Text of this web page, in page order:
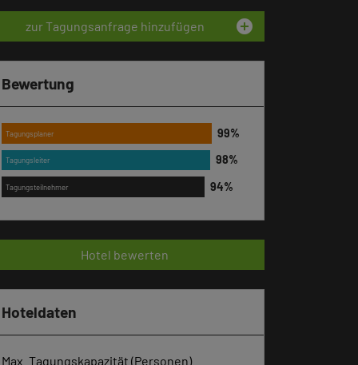
zur Tagungsanfrage hinzufügen add_circle
Bewertung
Tagungsplaner
Tagungsleiter
Tagungsteilnehmer
Hotel bewerten
Hoteldaten
Max. Tagungskapazität (Personen)